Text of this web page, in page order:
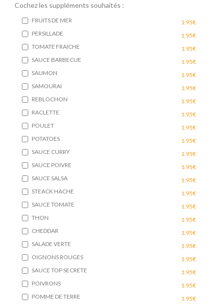
Cochez les suppléments souhaités :
FRUITS DE MER
1.95€
PERSILLADE
1.95€
TOMATE FRAICHE
1.95€
SAUCE BARBECUE
1.95€
SAUMON
1.95€
SAMOURAI
1.95€
REBLOCHON
1.95€
RACLETTE
1.95€
POULET
1.95€
POTATOES
1.95€
SAUCE CURRY
1.95€
SAUCE POIVRE
1.95€
SAUCE SALSA
1.95€
STEACK HACHE
1.95€
SAUCE TOMATE
1.95€
THON
1.95€
CHEDDAR
1.95€
SALADE VERTE
1.95€
OIGNONS ROUGES
1.95€
SAUCE TOP SECRETE
1.95€
POIVRONS
1.95€
POMME DE TERRE
1.95€